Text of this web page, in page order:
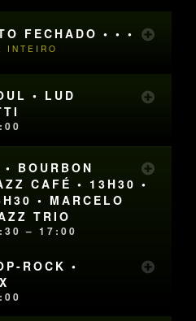
FECHADO • • •
INTEIRO
• LUD
BOURBON
CAFÉ • 13H30 •
• MARCELO
TRIO
– 17:00
ROCK •